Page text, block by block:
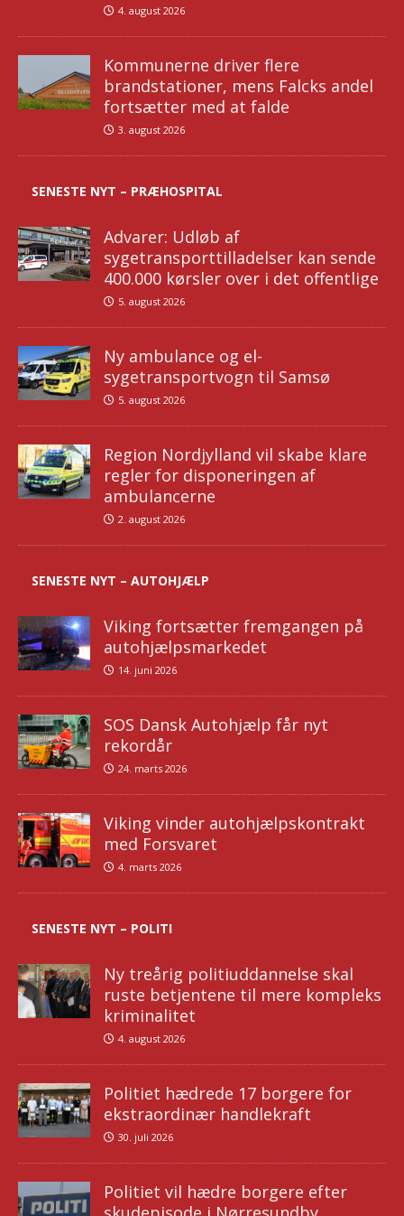
4. august 2026
Kommunerne driver flere
brandstationer, mens Falcks andel
fortsætter med at falde
3. august 2026
SENESTE NYT – PRÆHOSPITAL
Advarer: Udløb af
sygetransporttilladelser kan sende
400.000 kørsler over i det offentlige
5. august 2026
Ny ambulance og el-
sygetransportvogn til Samsø
5. august 2026
Region Nordjylland vil skabe klare
regler for disponeringen af
ambulancerne
2. august 2026
SENESTE NYT – AUTOHJÆLP
Viking fortsætter fremgangen på
autohjælpsmarkedet
14. juni 2026
SOS Dansk Autohjælp får nyt
rekordår
24. marts 2026
Viking vinder autohjælpskontrakt
med Forsvaret
4. marts 2026
SENESTE NYT – POLITI
Ny treårig politiuddannelse skal
ruste betjentene til mere kompleks
kriminalitet
4. august 2026
Politiet hædrede 17 borgere for
ekstraordinær handlekraft
30. juli 2026
Politiet vil hædre borgere efter